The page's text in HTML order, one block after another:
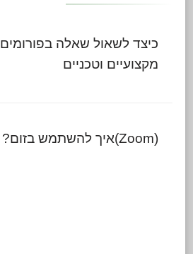
כיצד לשאול שאלה בפורומים
מקצועיים וטכניים
(Zoom)איך להשתמש בזום?